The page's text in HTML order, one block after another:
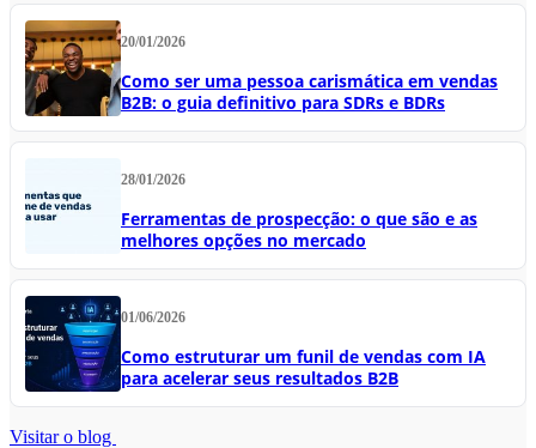
20/01/2026
Como ser uma pessoa carismática em vendas
B2B: o guia definitivo para SDRs e BDRs
28/01/2026
Ferramentas de prospecção: o que são e as
melhores opções no mercado
01/06/2026
Como estruturar um funil de vendas com IA
para acelerar seus resultados B2B
Visitar o blog